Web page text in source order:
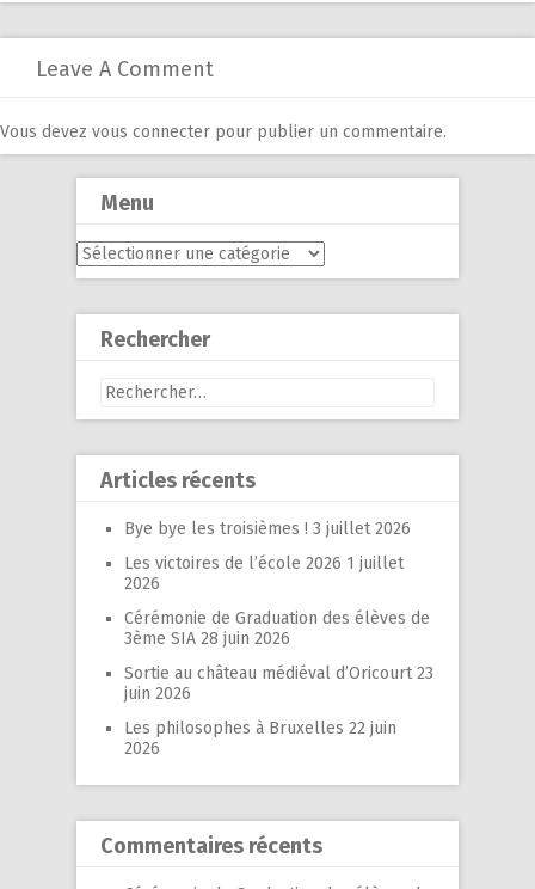
Leave A Comment
Vous devez vous connecter pour publier un commentaire.
Menu
Menu
Rechercher
Rechercher :
Articles récents
Bye bye les troisièmes ! 3 juillet 2026
Les victoires de l’école 2026 1 juillet
2026
Cérémonie de Graduation des élèves de
3ème SIA 28 juin 2026
Sortie au château médiéval d’Oricourt 23
juin 2026
Les philosophes à Bruxelles 22 juin
2026
Commentaires récents